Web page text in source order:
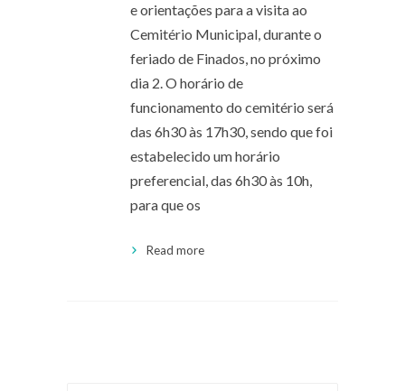
e orientações para a visita ao
Cemitério Municipal, durante o
feriado de Finados, no próximo
dia 2. O horário de
funcionamento do cemitério será
das 6h30 às 17h30, sendo que foi
estabelecido um horário
preferencial, das 6h30 às 10h,
para que os
Read more